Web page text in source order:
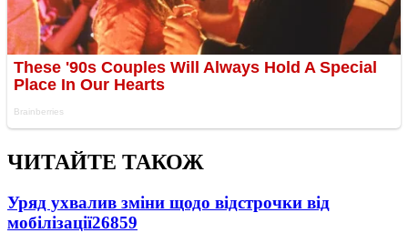
ЧИТАЙТЕ ТАКОЖ
Уряд ухвалив зміни щодо відстрочки від
мобілізації26859